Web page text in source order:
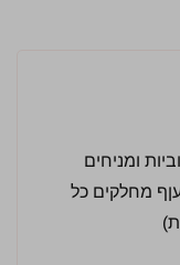
כל פילה עוף ל – 3 קוביות ומניחים
מחלקים כל